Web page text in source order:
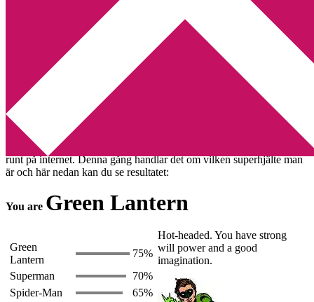
Utskriftscentralen
Min tv-blogg
You are here:Home Vilken superhjälte är du?
Vilken superhjälte är du?
2012-07-11 Annika
Ibland kan jag inte låta bli att kasta mig in i olika memes som snurrar
runt på internet. Denna gång handlar det om vilken superhjälte man
är och här nedan kan du se resultatet:
You are Green Lantern
Green
Lantern
75%
Superman
70%
Spider-Man
65%
Hot-headed. You have strong
will power and a good
imagination.